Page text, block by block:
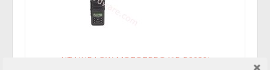
HT UHF LOW MOTOTRBO XiR P6620i